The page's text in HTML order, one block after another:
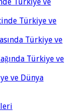
Türkiye ve
Türkiye ve
Türkiye ve
Türkiye ve
ve Dünya